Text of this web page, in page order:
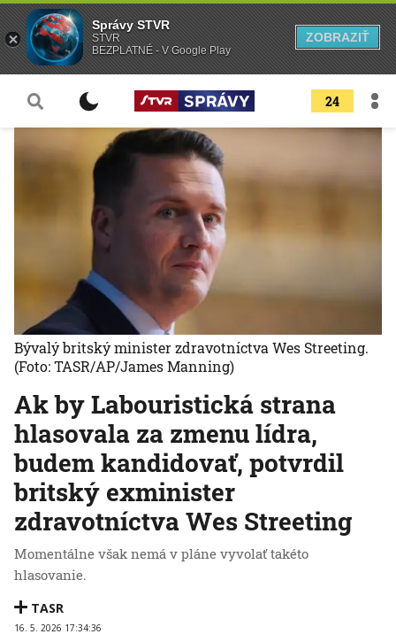
24
Ak by Labouristická strana
hlasovala za zmenu lídra,
budem kandidovať, potvrdil
britský exminister
zdravotníctva Wes Streeting
Momentálne však nemá v pláne vyvolať takéto
hlasovanie.
TASR
16. 5. 2026 17:34:36
Bývalý britský minister zdravotníctva Wes Streeting.
(Foto: TASR/AP/James Manning)
Správy STVR
STVR
BEZPLATNÉ - V Google Play
ZOBRAZIŤ